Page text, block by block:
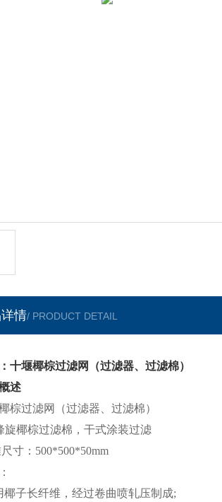
情/ PRODUCT DETAIL
十堰椰棕过滤网（过滤器、过滤棉）
述
棕过滤网（过滤器、过滤棉）
旋椰棕过滤棉，干式涂装过滤
寸：500*500*50mm
椰子长纤维，经过卷曲喷轧压制成;